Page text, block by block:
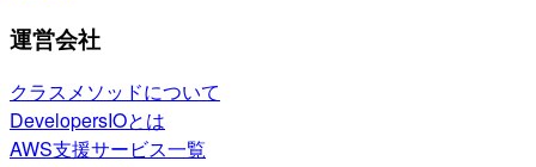
運営会社
クラスメソッドについて
DevelopersIOとは
AWS支援サービス一覧